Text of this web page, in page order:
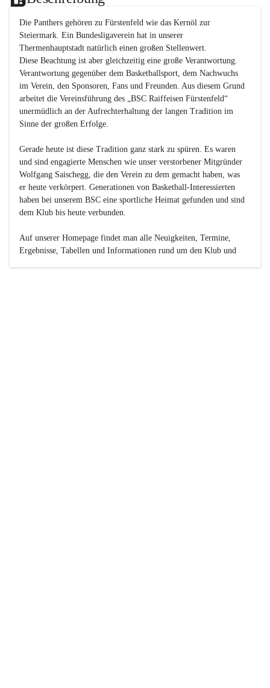
Die Panthers gehören zu Fürstenfeld wie das Kernöl zur
Steiermark. Ein Bundesligaverein hat in unserer
Thermenhauptstadt natürlich einen großen Stellenwert.
Diese Beachtung ist aber gleichzeitig eine große Verantwortung.
Verantwortung gegenüber dem Basketballsport, dem Nachwuchs
im Verein, den Sponsoren, Fans und Freunden. Aus diesem Grund
arbeitet die Vereinsführung des „BSC Raiffeisen Fürstenfeld“
unermüdlich an der Aufrechterhaltung der langen Tradition im
Sinne der großen Erfolge.
Gerade heute ist diese Tradition ganz stark zu spüren. Es waren
und sind engagierte Menschen wie unser verstorbener Mitgründer
Wolfgang Saischegg, die den Verein zu dem gemacht haben, was
er heute verkörpert. Generationen von Basketball-Interessierten
haben bei unserem BSC eine sportliche Heimat gefunden und sind
dem Klub bis heute verbunden.
Auf unserer Homepage findet man alle Neuigkeiten, Termine,
Ergebnisse, Tabellen und Informationen rund um den Klub und